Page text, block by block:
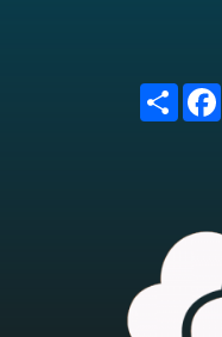
Share